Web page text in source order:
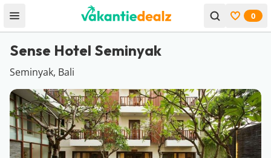
Open menu Bekijk
0
Sense Hotel Seminyak
Seminyak, Bali